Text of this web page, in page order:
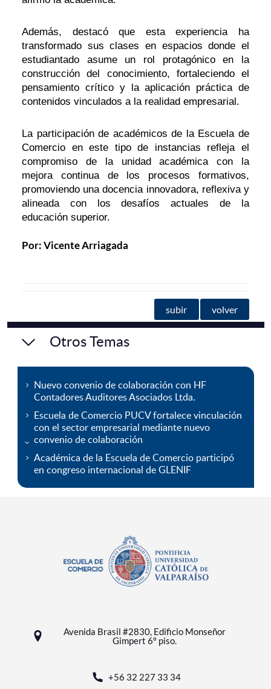
Además, destacó que esta experiencia ha
transformado sus clases en espacios donde el
estudiantado asume un rol protagónico en la
construcción del conocimiento, fortaleciendo el
pensamiento crítico y la aplicación práctica de
contenidos vinculados a la realidad empresarial.
La participación de académicos de la Escuela de
Comercio en este tipo de instancias refleja el
compromiso de la unidad académica con la
mejora continua de los procesos formativos,
promoviendo una docencia innovadora, reflexiva y
alineada con los desafíos actuales de la
educación superior.
Por: Vicente Arriagada
subir volver
Otros Temas
Nuevo convenio de colaboración con HF
Contadores Auditores Asociados Ltda.
Escuela de Comercio PUCV fortalece vinculación
con el sector empresarial mediante nuevo
convenio de colaboración
Académica de la Escuela de Comercio participó
en congreso internacional de GLENIF
Avenida Brasil #2830, Edificio Monseñor
Gimpert 6º piso.
+56 32 227 33 34